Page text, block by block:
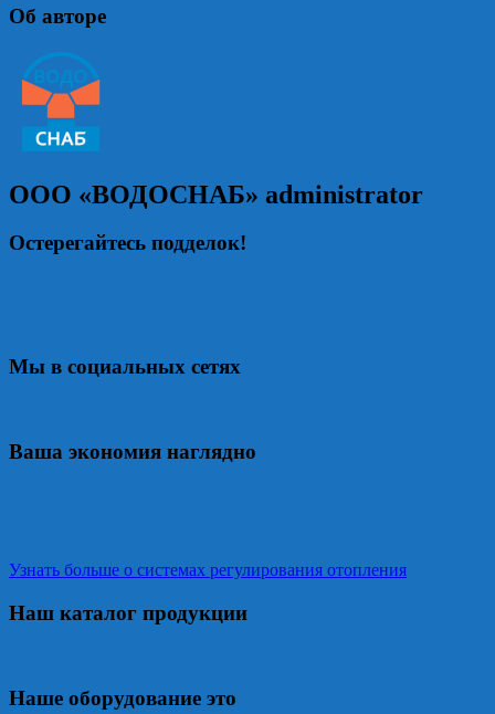
Об авторе
ООО «ВОДОСНАБ» administrator
Остерегайтесь подделок!
Мы в социальных сетях
Ваша экономия наглядно
Узнать больше о системах регулирования отопления
Наш каталог продукции
Наше оборудование это